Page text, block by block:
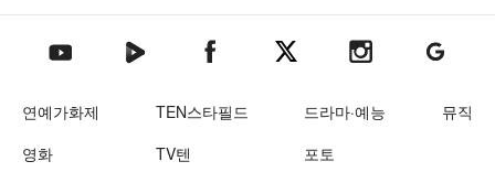
텐아시아 유튜브텐아시아 네이버TV텐아시아 페이스북텐아시아 엑스텐아시아 인스타그램
텐아시아
연예가화제 TEN스타필드 드라마·예능
뮤직
영화
TV텐 포토